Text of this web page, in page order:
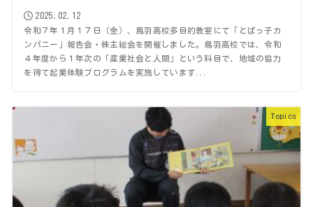
2025.02.12
令和７年１月１７日（金）、鳥羽高校多目的教室にて「とばっ子カ
ンパニー」報告会・株主総会を開催しました。鳥羽高校では、令和
４年度から１年次の「産業社会と人間」という科目で、地域の協力
を得て起業体験プログラムを実施しています...
Topics